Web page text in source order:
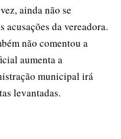
ainda não se
da vereadora.
não comentou a
aumenta a
municipal irá
levantadas.